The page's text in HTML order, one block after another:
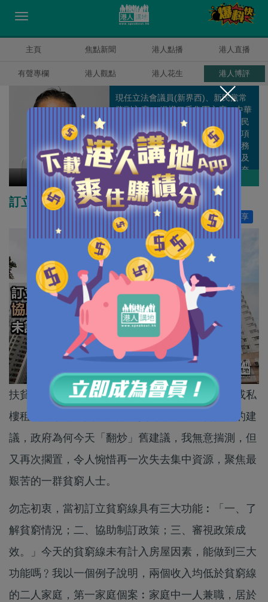
主頁 焦點新聞 港人點播 港人直播
有聲專欄 港人觀點 港人花生 港人博評
田北辰
現任立法會議員(新界西)、新民黨常
務副主席、 縱橫二千集團主席、中華
人民共和國第十一及十二屆全國人民
代表大會 (港區代表)，過去曾任多項
政府公職，包括語文教育及研究常務
委員會（語常會）常務委員會主席及
僱員再培訓局主席。畢業於美國康奈
爾大學電子工程系，並於哈佛大學取
得工商管理碩士學位。
作者其他博評
訂立貧窮線是為了誰？
分享
讚好 0
扶貧委員會提出修訂貧窮線框架，考慮加入公屋或私
樓租金因素，這是當初訂立貧窮線時，我曾提出的建
議，政府為何今天「翻炒」舊建議，我無意揣測，但
又再次擱置，令人惋惜再一次失去集中資源，聚焦最
艱苦的一群貧窮人士。
勿忘初衷，當初訂立貧窮線具有三大功能︰「一、了
解貧窮情況；二、協助制訂政策；三、審視政策成
效。」今天的貧窮線未有計入房屋因素，能做到三大
功能嗎﹖我以一個例子說明，兩個收入均低於貧窮線
的二人家庭，第一家庭個案︰家庭中一人兼職，居於